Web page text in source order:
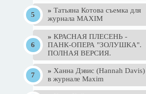
» Татьяна Котова съемка для
журнала MAXIM
» КРАСНАЯ ПЛЕСЕНЬ -
ПАНК-ОПЕРА "ЗОЛУШКА".
ПОЛНАЯ ВЕРСИЯ.
» Ханна Дэвис (Hannah Davis)
в журнале Maxim